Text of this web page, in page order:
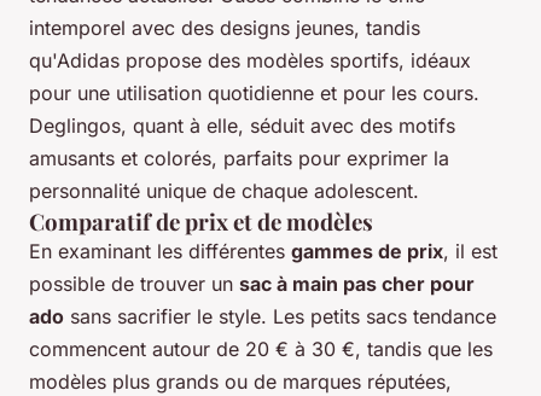
intemporel avec des designs jeunes, tandis
qu'Adidas propose des modèles sportifs, idéaux
pour une utilisation quotidienne et pour les cours.
Deglingos, quant à elle, séduit avec des motifs
amusants et colorés, parfaits pour exprimer la
personnalité unique de chaque adolescent.
Comparatif de prix et de modèles
En examinant les différentes gammes de prix, il est
possible de trouver un sac à main pas cher pour
ado sans sacrifier le style. Les petits sacs tendance
commencent autour de 20 € à 30 €, tandis que les
modèles plus grands ou de marques réputées,